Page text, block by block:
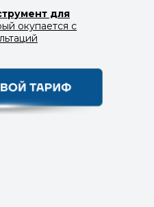
для
окупается с